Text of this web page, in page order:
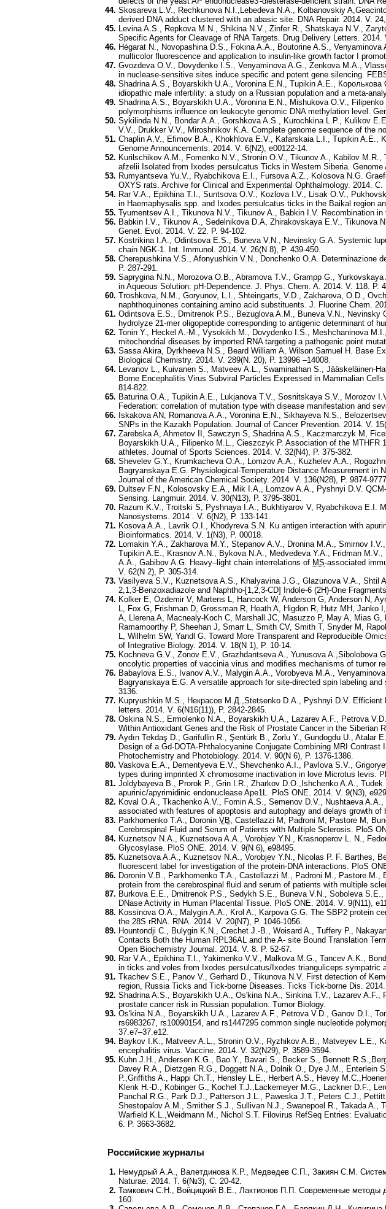
Skosareva L.V., Rechkunova N.I.,Lebedeva N.A., Kolbanovskiy
derived DNA adduct clustered with an abasic site. DNA Repair. 2014. V.
Levina A.S., Repkova M.N., Shikina N.V., Zinfer R., Shatskaya N.V.,
Specific Agents for Cleavage of RNA Targets. Drug Delivery Letters. 2014.
Hégarat N., Novopashina D.S., Fokina A.A., Boutorine A.S.,
multicolor fluorescence and application to insulin-like growth factor I
Gvozdeva O.V., Dovydenko I.S., Venyaminova A.G., Zenkova M.A.,
in nuclease-sensitive sites induce specific and potent gene silencing.
Shadrina A.S., Boyarskikh U.A., Voronina E.N., Tupikin A.E.,
idiopathic male infertility: a study on a Russian population and a meta-
Shadrina A.S., Boyarskikh U.A., Voronina E.N., Mishukova O.V.,
polymorphisms influence on leukocyte genomic DNA methylation level.
Sykilinda N.N., Bondar A.A., Gorshkova A.S., Kurochkina L.P., Kulikov
V.V., Drukker V.V., Miroshnikov K.A. Complete genome sequence of the
Chaplin A.V., Efimov B.A., Khokhlova E.V., Kafarskaia L.I., Tupikin A.E.,
Genome Announcements. 2014. V. 6(N2), e00122-14.
Kurilschikov A.M., Fomenko N.V., Stronin O.V., Tikunov A., Kabilov
afzelii Isolated from Ixodes persulcatus Ticks in Western Siberia. Genome
Rumyantseva Yu.V., Ryabchikova E.I., Fursova A.Z., Kolosova N.G.
OXYS rats. Archive for Clinical and Experimental Ophthalmology. 2014. С.
Rar V.A., Epikhina T.I., Suntsova O.V., Kozlova I.V., Lisak O.V.,
in Haemaphysalis spp. and Ixodes persulcatus ticks in the Baikal region
Tyumentsev A.I., Tikunova N.V., Tikunov A., Babkin I.V. Recombination
Babkin I.V., Tikunov A., Sedelnikova D.A, Zhirakovskaya E.V., Tikunova
Genet. Evol. 2014. V. 22. P. 94-102.
Kostrikina I.A., Odintsova E.S., Buneva V.N., Nevinsky G.A. Systemic
chain NGK-1. Int. Immunol. 2014. V. 26(N 8), P. 439-450.
Cherepushkina V.S., Afonyushkin V.N., Donchenko O.A. Determinazione
P. 287-291.
Saprygina N.N., Morozova O.B., Abramova T.V., Grampp G.,
in Aqueous Solution: pH-Dependence. J. Phys. Chem. A. 2014. V. 118. P.
Troshkova, N.M., Goryunov, L.I., Shteingarts, V.D., Zakharova, O.D.,
naphthoquinones containing amino acid substituents. J. Fluorine Chem.
Odintsova E.S., Dmitrenok P.S., Bezuglova A.M., Buneva V.N.,
hydrolyze 21-mer oligopeptide corresponding to antigenic determinant of
Tonin Y., Heckel A.-M., Vysokikh M., Dovydenko I.S., Meshchaninova
mitochondrial diseases by imported RNA targeting a pathogenic point
Sassa Akira, Dyrkheeva N.S., Beard William A, Wilson Samuel H. Base
Biological Chemistry. 2014. V. 289(N. 20), P. 13996 –14008.
Levanov L., Kuivanen S., Matveev A.L., Swaminathan S., Jääskeläinen-
Borne Encephalitis Virus Subviral Particles Expressed in Mammalian
814-822.
Baturina O.A., Tupikin A.E., Lukjanova T.V., Sosnitskaya S.V., Morozov
Federation: correlation of mutation type with disease manifestation and
Iskakova AN, Romanova A.A., Voronina E.N., Sikhayeva N.S.,
SNPs in the Kazakh Population. Journal of Cancer Prevention. 2014. V.
Zarebska A, Ahmetov II, Sawczyn S, Shadrina A.S., Kaczmarczyk M,
Boyarskikh U.A., Filipenko M.L., Cieszczyk P. Association of the MTHFR
athletes. Journal of Sports Sciences. 2014. V. 32(N4), P. 375-382.
Shevelev G.Y., Krumkacheva O.A., Lomzov A.A., Kuzhelev A.A.,
Bagryanskaya E.G. Physiological-Temperature Distance Measurement
Journal of the American Chemical Society. 2014. V. 136(N28), P. 9874-
Dultsev F.N., Kolosovsky E.A., Mik I.A., Lomzov A.A., Pyshnyi D.V.
Sensing. Langmuir. 2014. V. 30(N13), P. 3795-3801.
Razum K.V., Troitski S, Pyshnaya I.A., Bukhtiyarov V, Ryabchikova E.I.
Nanosystems. 2014 . V. 6(N2), P. 133-141.
Kosova A.A., Lavrik O.I., Khodyreva S.N. Ku antigen interaction with
Bioinformatics. 2014. V. 1(N3), P. 00018.
Lomakin Y.A., Zakharova M.Y., Stepanov A.V., Dronina M.A., Smirnov
Tupikin A.E., Krasnov A.N., Bykova N.A., Medvedeva Y.A., Fridman
A.A., Gabibov A.G. Heavy–light chain interrelations of MS-associated
V. 62(N 2), P. 305-314.
Vasilyeva S.V., Kuznetsova A.S., Khalyavina J.G., Glazunova V.A., Shtil
2,1,3-Benzoxadiazole and Naphtho-[1,2,3-CD] Indole-6 (2H)-One
Kolker E, Özdemir V, Martens L, Hancock W, Anderson G, Anderson N,
L, Fox G, Frishman D, Grossman R, Heath A, Higdon R, Hutz MH,
A, Llerena A, Macnealy-Koch C, Marshall JC, Masuzzo P, May A, Mias
Ramamoorthy P, Sheehan J, Smarr L, Smith CV, Smith T, Snyder M,
L, Wilhelm SW, Yandl G. Toward More Transparent and Reproducible
of Integrative Biology. 2014. V. 18(N 1), P. 10-14.
Kochneva G.V., Zonov E.V., Grazhdantseva A., Yunusova
oncolytic properties of vaccinia virus and modifies mechanisms of tumor
Babaylova E.S., Ivanov A.V., Malygin A.A., Vorobyeva M.A.,
Bagryanskaya E.G. A versatile approach for site-directed spin labeling
3136.
Kupryushkin M.S., Некрасов М.Д.,Stetsenko D.A., Pyshnyi D.V. Efficient
letters. 2014. V. 6(N16(11)), P. 2842-2845.
Oskina N.S., Ermolenko N.A., Boyarskikh U.A., Lazarev A.F., Petrova
Within Antioxidant Genes and the Risk of Prostate Cancer in the Siberian
Aydın Tekdaş D., Garifullin R., Şentürk B., Zorlu Y., Gundogdu U., Atalar
Design of a Gd-DOTA-Phthalocyanine Conjugate Combining MRI
Photochemistry and Photobiology. 2014. V. 90(N 6), P. 1376-1386.
Vaskova E.A., Dementyeva E.V., Shevchenko A.I., Pavlova S.V.,
types during imprinted X chromosome inactivation in love Microtus levis.
Joldybayeva B., Prorok P., Grin I.R., Zharkov D.O.,Ishchenko A.A.,
apurinic/apyrimidinic endonuclease Ape1L. PloS ONE. 2014. V. 9(N3),
Koval O.A., Tkachenko A.V., Fomin A.S., Semenov D.V., Nushtaeva
associated with features of apoptosis and autophagy and delays growth
Parkhomenko T.A., DoroninVB, Castellazzi M, Padroni M, Pastore M,
Cerebrospinal Fluid and Serum of Patients with Multiple Sclerosis. PloS
Kuznetsov N.A., Kuznetsova A.A., Vorobjev Y.N., Krasnoperov L. N.,
Glycosylase. PloS ONE. 2014. V. 9(N 6), e98495.
Kuznetsova A.A., Kuznetsov N.A., Vorobjev Y.N., Nicolas P. F. Barthes,
fluorescent label for investigation of the protein-DNA interactions. PloS
Doronin V.B., Parkhomenko T.A., Castellazzi M., Padroni M., Pastore
protein from the cerebrospinal fluid and serum of patients with multiple
Burkova E.E., Dmitrenok P.S., Sedykh S.E., Buneva V.N., Soboleva
DNase Activity in Human Placental Tissue. PloS ONE. 2014. V. 9(N11),
Kossinova O.A., Malygin A.A., Krol A., Karpova G.G. The SBP2 protein
the 28S rRNA. RNA. 2014. V. 20(N7), P. 1046-1056.
Hountondji C., Bulygin K.N., Crechet J.-B., Woisard A., Tuffery P.,
Contacts Both the Human RPL36AL and the A- site Bound Translation
Open Biochemistry Journal. 2014. V. 8. P. 52-67.
Rar V.A., Epikhina T.I., Yakimenko V.V., Malkova M.G., Tancev A.K.,
in ticks and voles from Ixodes persulcatus/Ixodes trianguliceps sympatric
Tkachev S.E., Panov V., Gerhard D., Tikunova N.V. First detection of
region, Russia Ticks and Tick-borne Diseases. Ticks Tick-borne Dis.
Shadrina A.S., Boyarskikh U.A., Os'kina N.A., Sinkina T.V., Lazarev
prostate cancer risk in Russian population. Tumor Biology.
Os'kina N.A., Boyarskikh U.A., Lazarev A.F., Petrova V.D., Ganov D.I.,
rs6983267, rs10090154, and rs1447295 common single nucleotide
37.e7–37.e12.
Baykov I.K., Matveev A.L., Stronin O.V., Ryzhikov A.B., Matveyev L.E.,
encephalitis virus. Vaccine. 2014. V. 32(N29), P. 3589-3594.
Kuhn J.H., Andersen K.G., Bao Y., Bavari S., Becker S., Bennett
Davey R.A., Dietzgen R.G., Doggett N.A., Dolnik O., Dye J.M., Enterlein
P.,Griffiths A., Happi Ch.T., Hensley L.E., Herbert A.S., Hevey
Klenk H.-D., Kobinger G., Kochel T.J.,Lackemeyer M.G., Lackner D.F.,
Panchal R.G., Park D.J., Patterson J.L., Paweska J.T., Peters C.J.,
Shestopalov A.M., Smither S.J., Sullivan N.J., Swanepoel R., Takada A.,
Warfield K.L.,Weidmann M., Nichol S.T. Filovirus RefSeq Entries:
6. P. 3663-3682.
Российские журналы
Немудрый А.А., Валетдинова К.Р., Медведев С.П., Закиян С.М.
Naturae. 2014. Т. 6(№3), С. 20-42.
Тамкович С.Н., Войцицкий В.Е., Лактионов П.П. Современные методы
160.